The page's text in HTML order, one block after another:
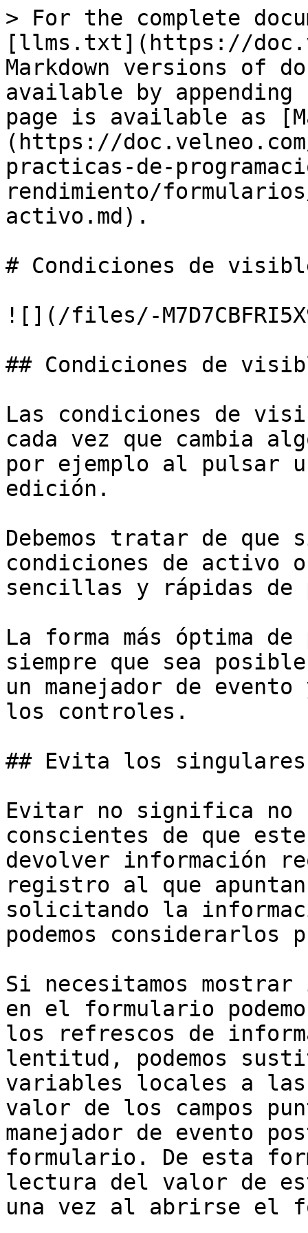
> For the complete
[llms.txt](https://
Markdown versions of
available by
page is available as
(https://
practicas-de-
rendimiento/
activo.md).
# Condiciones de
![](/files/-
## Condiciones de
Las condiciones de
cada vez que cambia
por ejemplo al pulsar
edición.
Debemos tratar de que
condiciones de activo
sencillas y rápidas de
La forma más óptima
siempre que sea
un manejador de
los controles.
## Evita los singulares
Evitar no significa no
conscientes de que
devolver información
registro al que
solicitando la
podemos considerarlos
Si necesitamos mostrar
en el formulario
los refrescos de
lentitud, podemos
variables locales a las
valor de los campos
manejador de evento
formulario. De esta
lectura del valor de
una vez al abrirse el